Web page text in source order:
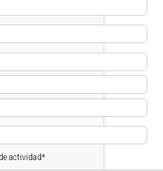
actividad*